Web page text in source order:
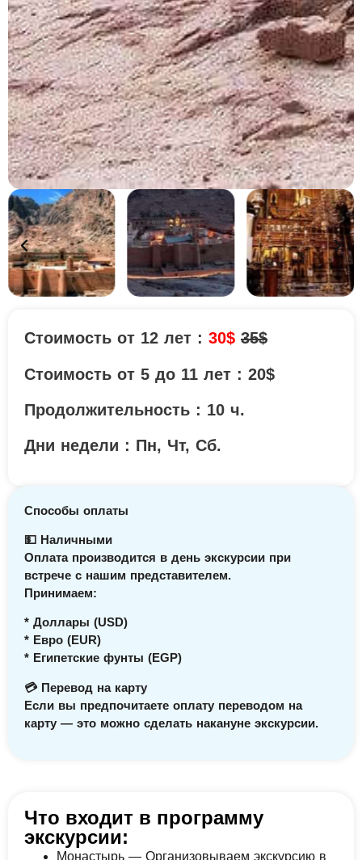
Стоимость от 12 лет : 30$ 35$
Стоимость от 5 до 11 лет : 20$
Продолжительность : 10 ч.
Дни недели : Пн, Чт, Сб.
Способы оплаты
💵 Наличными
Оплата производится в день экскурсии при
встрече с нашим представителем.
Принимаем:
* Доллары (USD)
* Евро (EUR)
* Египетские фунты (EGP)
💳 Перевод на карту
Если вы предпочитаете оплату переводом на
карту — это можно сделать накануне экскурсии.
Что входит в программу
экскурсии:
Монастырь — Организовываем экскурсию в